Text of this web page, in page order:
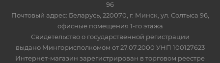
96
Почтовый адрес: Беларусь, 220070, г. Минск, ул. Солтыса 96,
офисные помещения 1-го этажа
Свидетельство о государственной регистрации
выдано Мингорисполкомом от 27.07.2000 УНП 100127623
Интернет-магазин зарегистрирован в торговом реестре